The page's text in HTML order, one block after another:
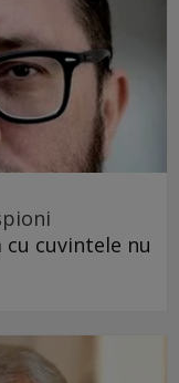
cuvintele nu